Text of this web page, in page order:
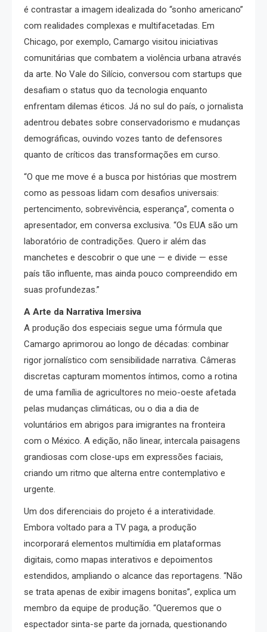
é contrastar a imagem idealizada do “sonho americano”
com realidades complexas e multifacetadas. Em
Chicago, por exemplo, Camargo visitou iniciativas
comunitárias que combatem a violência urbana através
da arte. No Vale do Silício, conversou com startups que
desafiam o status quo da tecnologia enquanto
enfrentam dilemas éticos. Já no sul do país, o jornalista
adentrou debates sobre conservadorismo e mudanças
demográficas, ouvindo vozes tanto de defensores
quanto de críticos das transformações em curso.
“O que me move é a busca por histórias que mostrem
como as pessoas lidam com desafios universais:
pertencimento, sobrevivência, esperança”, comenta o
apresentador, em conversa exclusiva. “Os EUA são um
laboratório de contradições. Quero ir além das
manchetes e descobrir o que une — e divide — esse
país tão influente, mas ainda pouco compreendido em
suas profundezas.”
A Arte da Narrativa Imersiva
A produção dos especiais segue uma fórmula que
Camargo aprimorou ao longo de décadas: combinar
rigor jornalístico com sensibilidade narrativa. Câmeras
discretas capturam momentos íntimos, como a rotina
de uma família de agricultores no meio-oeste afetada
pelas mudanças climáticas, ou o dia a dia de
voluntários em abrigos para imigrantes na fronteira
com o México. A edição, não linear, intercala paisagens
grandiosas com close-ups em expressões faciais,
criando um ritmo que alterna entre contemplativo e
urgente.
Um dos diferenciais do projeto é a interatividade.
Embora voltado para a TV paga, a produção
incorporará elementos multimídia em plataformas
digitais, como mapas interativos e depoimentos
estendidos, ampliando o alcance das reportagens. “Não
se trata apenas de exibir imagens bonitas”, explica um
membro da equipe de produção. “Queremos que o
espectador sinta-se parte da jornada, questionando